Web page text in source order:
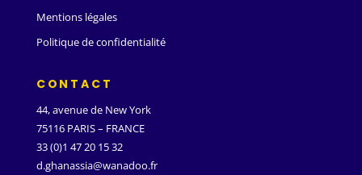
Mentions légales
Politique de confidentialité
CONTACT
44, avenue de New York
75116 PARIS – FRANCE
33 (0)1 47 20 15 32
d.ghanassia@wanadoo.fr